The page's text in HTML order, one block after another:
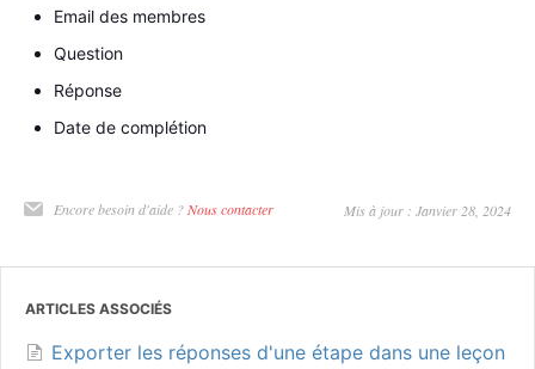
Email des membres
Question
Réponse
Date de complétion
Encore besoin d'aide ?Nous contacter Mis à jour : Janvier 28, 2024
ARTICLES ASSOCIÉS
Exporter les réponses d'une étape dans une leçon